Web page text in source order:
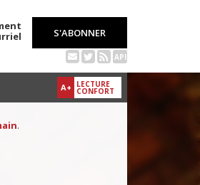
S'ABONNER
API
A+ LECTURE
CONFORT
.